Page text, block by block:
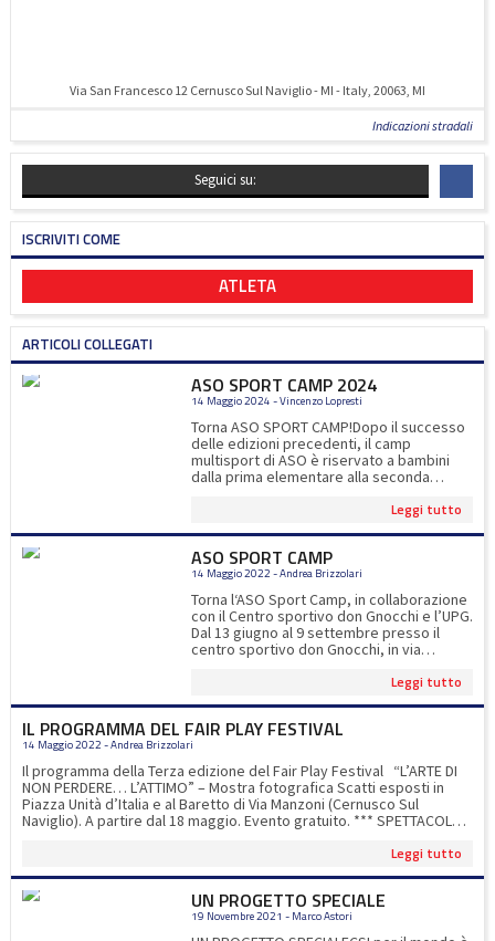
Via San Francesco 12 Cernusco Sul Naviglio - MI - Italy, 20063, MI
Indicazioni stradali
Seguici su:
ISCRIVITI COME
ATLETA
ARTICOLI COLLEGATI
ASO SPORT CAMP 2024
14 Maggio 2024 - Vincenzo Lopresti
Torna ASO SPORT CAMP!Dopo il successo
delle edizioni precedenti, il camp
multisport di ASO è riservato a bambini
dalla prima elementare alla seconda
saranno esperti di calcio, tennis, padel e
www.asocernusco.itper info
asosportcamp@gmail.com
Leggi tutto
ASO SPORT CAMP
14 Maggio 2022 - Andrea Brizzolari
Torna l‘ASO Sport Camp, in collaborazione
con il Centro sportivo don Gnocchi e l’UPG.
Dal 13 giugno al 9 settembre presso il
centro sportivo don Gnocchi, in via
quest'anno: corsi di padel e il pranzo
sperimentare 12 sport diversi, compresi il
padel e la piscina Quest’anno presentiamo
un ASO SPORT CAMP in formato maxi per
soddisfare la voglia dei nostri bambini e
ragazzi di amicizia, divertimento e libertà.
Si parte il 13 giugno e si prosegue fino al 9
settembre. luglio. Sette settimane di
sport e gioco all’aria aperta. Iscrizione a
numero chiuso Periodo 13 Giugno – 9
settembreOrari & Attività: 8.00 – 9.00
accoglienza9.00 -16.30 attività16.30-17.00
uscita per infoasosportcamp@gmail.com
Leggi tutto
IL PROGRAMMA DEL FAIR PLAY FESTIVAL
14 Maggio 2022 - Andrea Brizzolari
Il programma della Terza edizione del Fair Play Festival “L’ARTE DI
NON PERDERE… L’ATTIMO” – Mostra fotografica Scatti esposti in
Piazza Unità d’Italia e al Baretto di Via Manzoni (Cernusco Sul
Naviglio). A partire dal 18 maggio. Evento gratuito. *** SPETTACOLO-
ore 21 Evento gratuito con prenotazione obbligatoria. Con la
*** FAIR PLAY FINANZIARIO Auditorium della BCC Banca di Credito
Cooperativo, Via Giovanni Bosco, Carugate 25 maggio - ore 18.30
Evento gratuito con prenotazione obbligatoria. Con la
partecipazione di Marco Bellinazzo, Giovanni Capuano, Carlo Genta,
Leggi tutto
UN PROGETTO SPECIALE
19 Novembre 2021 - Marco Astori